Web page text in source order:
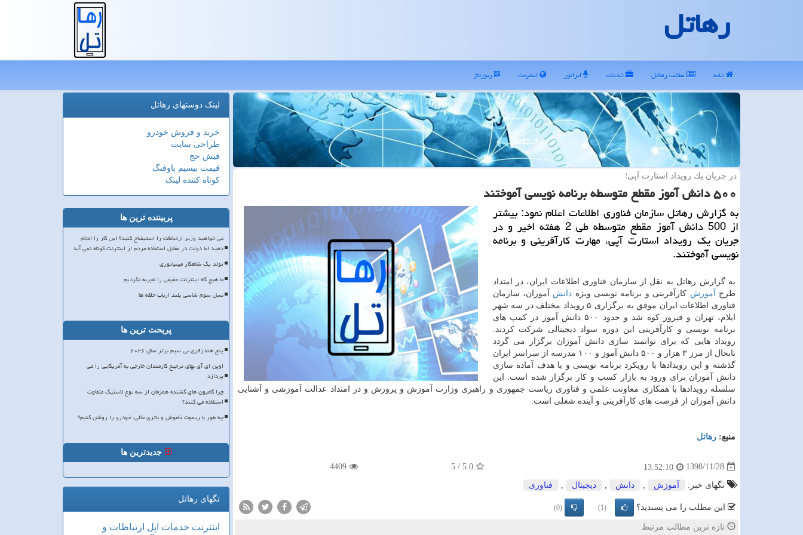
رهاتل
خانه مطالب رهاتل خدمات اپراتور اینترنت رپورتاژ
در جریان یك رویداد استارت آپی؛
۵۰۰ دانش آموز مقطع متوسطه برنامه نویسی آموختند
به گزارش رهاتل سازمان فناوری اطلاعات اعلام نمود: بیشتر
از 500 دانش آموز مقطع متوسطه طی 2 هفته اخیر و در
جریان یك رویداد استارت آپی، مهارت كارآفرینی و برنامه
نویسی آموختند.
به گزارش رهاتل به نقل از سازمان فناوری اطلاعات ایران، در امتداد
طرح
آموزش كارآفرینی و برنامه نویسی ویژه دانش آموزان، سازمان
فناوری اطلاعات ایران موفق به برگزاری ۵ رویداد مختلف در سه شهر
ایلام، تهران و فیروز كوه شد و حدود ۵۰۰ دانش آموز در كمپ های
برنامه نویسی و كارآفرینی این دوره سواد دیجیتالی شركت كردند.
رویداد هایی كه برای توانمند سازی دانش آموزان برگزار می گردد
تابحال از مرز ۳ هزار و ۵۰۰ دانش آموز و ۱۰۰ مدرسه از سراسر ایران
گذشته و این رویدادها با رویكرد برنامه نویسی و با هدف آماده سازی
دانش آموزان برای ورود به بازار كسب و كار برگزار شده است. این
سلسله رویدادها با همكاری معاونت علمی و فناوری ریاست جمهوری و راهبری وزارت آموزش و پرورش و در امتداد عدالت آموزشی و آشنایی
دانش آموزان از فرصت های كارآفرینی و آینده شغلی است.
منبع: رهاتل
1398/11/28
13:52:10
5.0
/
5
4409
تگهای خبر: آموزش دانش دیجیتال فناوری
این مطلب را می پسندید؟ (1)
(0)
تازه ترین مطالب مرتبط
لینک دوستهای رهاتل
خرید و فروش خودرو
طراحی سایت
فیش حج
قیمت بیسیم باوفنگ
کوتاه کننده لینک
پربیننده ترین ها
می خواهید وزیر ارتباطات را استیضاح کنید؟ این کار را انجام
دهید اما دولت در مقابل استفاده مردم از اینترنت کوتاه نمی آید
تولد یک شاهکار مینیاتوری
ما هیچ گاه اینترنت حقیقی را تجربه نکردیم
نسل سوم شاسی بلند ارباب حلقه ها
پربحث ترین ها
پنج هندزفری بی سیم برتر سال ۲۰۲۶
اوپن ای آی بهای ترجیح کارمندان خارجی به آمریکایی را می
پردازد
چرا کامیون های کشنده همزمان از سه نوع لاستیک متفاوت
استفاده می کنند؟
چه طور با ریموت خاموش و باتری خالی، خودرو را روشن کنیم؟
جدیدترین ها
تگهای رهاتل
اینترنت خدمات اپل ارتباطات و